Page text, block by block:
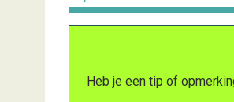
Heb je een tip of